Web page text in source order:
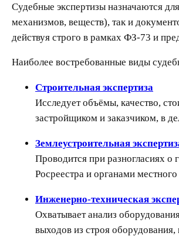
Судебные экспертизы назначаются
механизмов, веществ), так и
действуя строго в рамках ФЗ-73 и
Наиболее востребованные виды
Строительная экспертиза
Исследует объёмы, качество,
застройщиком и заказчиком, в
Землеустроительная
Проводится при разногласиях о
Росреестра и органами
Инженерно-техническая
Охватывает анализ
выходов из строя